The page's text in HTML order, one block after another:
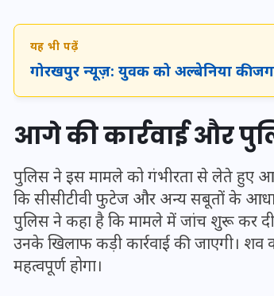
यह भी पढ़ें
गोरखपुर न्यूज़: युवक को अल्बेनिया की
आगे की कार्रवाई और
पुलिस ने इस मामले को गंभीरता से लेते हुए
कि सीसीटीवी फुटेज और अन्य सबूतों के
पुलिस ने कहा है कि मामले में जांच शुरू कर दी
उनके खिलाफ कड़ी कार्रवाई की जाएगी। शव
महत्वपूर्ण होगा।
जिस कमरे में बिना
के बीते 4 साल, उसे देख
हुए बृजभूषण सिंह, कहा-
तपकर बना सोना
20 जनवरी 2026